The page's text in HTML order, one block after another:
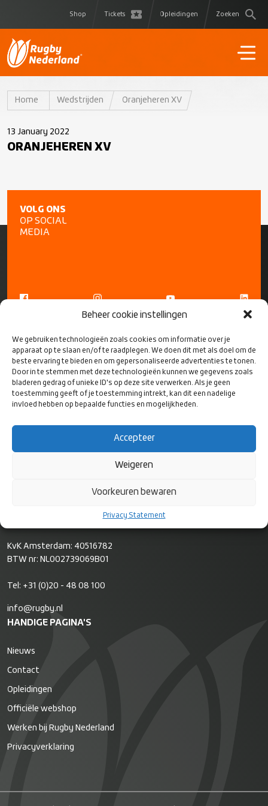
Beheer cookie instellingen
We gebruiken technologieën zoals cookies om informatie over je
apparaat op te slaan en/of te raadplegen. We doen dit met als doel om de
beste ervaring te bieden en om gepersonaliseerde advertenties te tonen.
Door in te stemmen met deze technologieën kunnen we gegevens zoals
bladeren gedrag of unieke ID's op deze site verwerken. Als je geen
toestemming geeft of je toestemming intrekt, kan dit een nadelige
invloed hebben op bepaalde functies en mogelijkheden.
Accepteer
Weigeren
Voorkeuren bewaren
Privacy Statement
Shop Tickets Opleidingen Zoeken
Home Wedstrijden Oranjeheren XV
13 January 2022
ORANJEHEREN XV
VOLG ONS
OP SOCIAL
MEDIA
CONTACT
KvK Amsterdam: 40516782
BTW nr: NL002739069B01
Tel: +31 (0)20 - 48 08 100
info@rugby.nl
HANDIGE PAGINA'S
Nieuws
Contact
Opleidingen
Officiële webshop
Werken bij Rugby Nederland
Privacyverklaring